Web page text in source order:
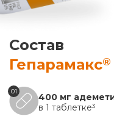
Состав
Гепарамакс®
01
400 мг
в 1 таблетке3